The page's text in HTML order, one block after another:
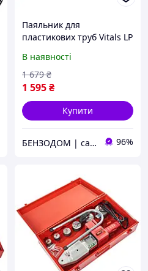
Паяльник для
пластикових труб Vitals LP
В наявності
1 595₴
1 679 ₴
Купити
БЕНЗОДОМ | садова техніка та електроінструмент 96%